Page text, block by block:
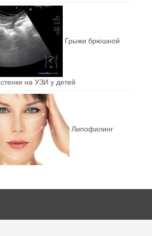
Грыжи брюшной
стенки на УЗИ у детей
Липофилинг